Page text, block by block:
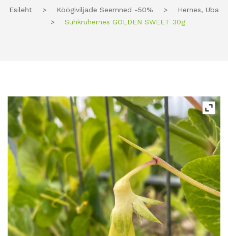
Esileht > Köögiviljade Seemned -50% >
Hernes, Uba
>
Suhkruhernes GOLDEN SWEET 30g